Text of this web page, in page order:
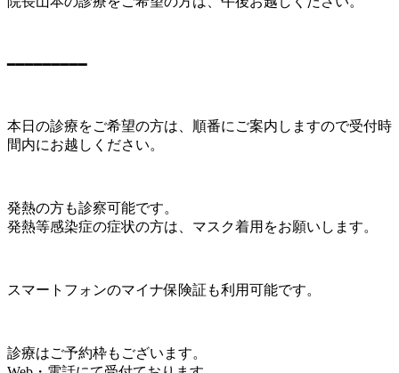
━━━━━━━━━
本日の診療をご希望の方は、順番にご案内しますので受付時
間内にお越しください。
発熱の方も診察可能です。
発熱等感染症の症状の方は、マスク着用をお願いします。
スマートフォンのマイナ保険証も利用可能です。
診療はご予約枠もございます。